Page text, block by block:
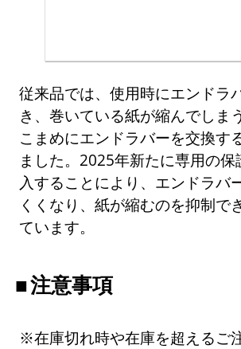
従来品では、使用時にエンドラ
き、巻いている紙が縮んでしま
こまめにエンドラバーを交換す
ました。2025年新たに専用の保
入することにより、エンドラバ
くくなり、紙が縮むのを抑制で
ています。
注意事項
※在庫切れ時や在庫を超えるご